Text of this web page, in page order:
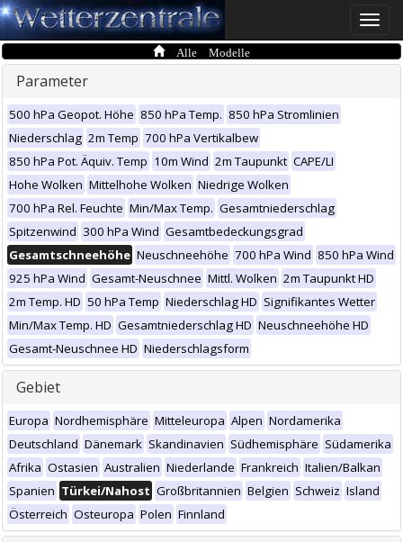
Toggle
Alle Modelle
Parameter
500 hPa Geopot. Höhe 850 hPa Temp. 850 hPa Stromlinien
Niederschlag 2m Temp 700 hPa Vertikalbew
850 hPa Pot. Äquiv. Temp 10m Wind 2m Taupunkt CAPE/LI
Hohe Wolken Mittelhohe Wolken Niedrige Wolken
700 hPa Rel. Feuchte Min/Max Temp. Gesamtniederschlag
Spitzenwind 300 hPa Wind Gesamtbedeckungsgrad
Gesamtschneehöhe Neuschneehöhe 700 hPa Wind 850 hPa Wind
925 hPa Wind Gesamt-Neuschnee Mittl. Wolken 2m Taupunkt HD
2m Temp. HD 50 hPa Temp Niederschlag HD Signifikantes Wetter
Min/Max Temp. HD Gesamtniederschlag HD Neuschneehöhe HD
Gesamt-Neuschnee HD Niederschlagsform
Gebiet
Europa Nordhemisphäre Mitteleuropa Alpen Nordamerika
Deutschland Dänemark Skandinavien Südhemisphäre Südamerika
Afrika Ostasien Australien Niederlande Frankreich Italien/Balkan
Spanien Türkei/Nahost Großbritannien Belgien Schweiz Island
Österreich Osteuropa Polen Finnland